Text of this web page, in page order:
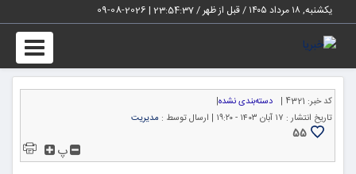
یکشنبه, ۱۸ مرداد ۱۴۰۵ / قبل از ظهر / 23:54:38
|
2026-08-09
کد خبر: 4321 | دسته‌بندی نشده|
تاریخ انتشار : ۱۷ آبان ۱۴۰۳ - ۱۹:۲۰ | ارسال توسط : مدیریت
55
پ